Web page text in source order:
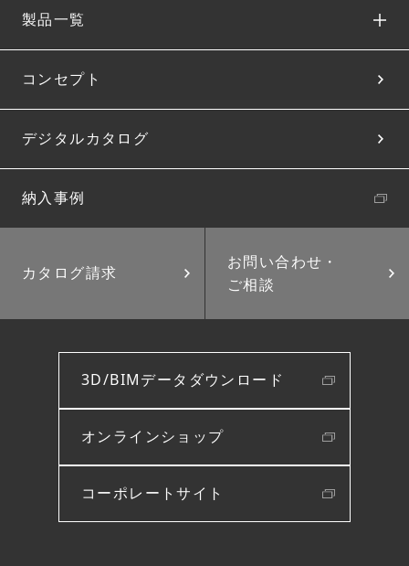
製品一覧
コンセプト
デジタルカタログ
納入事例
カタログ請求
お問い合わせ・
ご相談
3D/BIMデータダウンロード
オンラインショップ
コーポレートサイト